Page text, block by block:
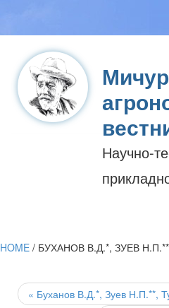
Научно-
HOME / БУХАНОВ В.Д.*, ЗУЕВ
Post
navigation
« Буханов В.Д.*, Зуев Н.П.**,